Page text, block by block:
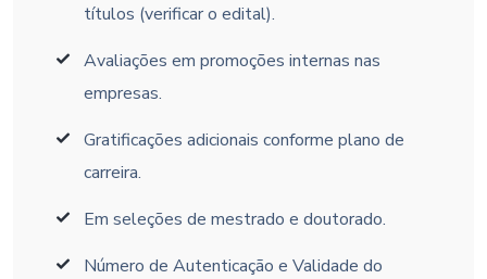
títulos (verificar o edital).
Avaliações em promoções internas nas
empresas.
Gratificações adicionais conforme plano de
carreira.
Em seleções de mestrado e doutorado.
Número de Autenticação e Validade do